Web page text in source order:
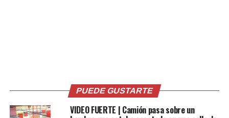
a las extensas jornadas que él y otros voluntarios han
recuperar cuerpos para entregarlos a sus familiares.
PUEDE GUSTARTE
VIDEO FUERTE | Camión pasa sobre un